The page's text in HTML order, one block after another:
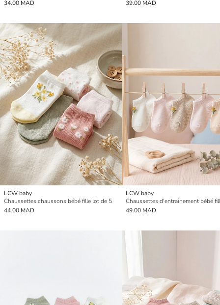
34.00 MAD 39.00 MAD
LCW baby
Chaussettes chaussons bébé fille lot de 5
44.00 MAD
LCW baby
49.00 MAD